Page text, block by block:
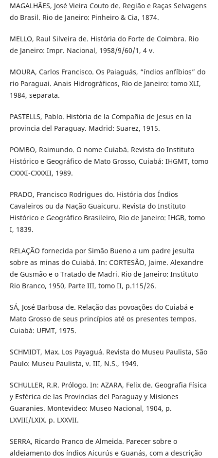
MAGALHÃES, José Vieira Couto de. Região e Raças Selvagens
do Brasil. Rio de Janeiro: Pinheiro & Cia, 1874.
MELLO, Raul Silveira de. História do Forte de Coimbra. Rio
de Janeiro: Impr. Nacional, 1958/9/60/1, 4 v.
MOURA, Carlos Francisco. Os Paiaguás, “índios anfíbios” do
rio Paraguai. Anais Hidrográficos, Rio de Janeiro: tomo XLI,
1984, separata.
PASTELLS, Pablo. História de la Compañia de Jesus en la
provincia del Paraguay. Madrid: Suarez, 1915.
POMBO, Raimundo. O nome Cuiabá. Revista do Instituto
Histórico e Geográfico de Mato Grosso, Cuiabá: IHGMT, tomo
CXXXI-CXXXII, 1989.
PRADO, Francisco Rodrigues do. História dos Índios
Cavaleiros ou da Nação Guaicuru. Revista do Instituto
Histórico e Geográfico Brasileiro, Rio de Janeiro: IHGB, tomo
I, 1839.
RELAÇÃO fornecida por Simão Bueno a um padre jesuíta
sobre as minas do Cuiabá. In: CORTESÃO, Jaime. Alexandre
de Gusmão e o Tratado de Madri. Rio de Janeiro: Instituto
Rio Branco, 1950, Parte III, tomo II, p.115/26.
SÁ, José Barbosa de. Relação das povoações do Cuiabá e
Mato Grosso de seus princípios até os presentes tempos.
Cuiabá: UFMT, 1975.
SCHMIDT, Max. Los Payaguá. Revista do Museu Paulista, São
Paulo: Museu Paulista, v. III, N.S., 1949.
SCHULLER, R.R. Prólogo. In: AZARA, Felix de. Geografia Física
y Esférica de las Provincias del Paraguay y Misiones
Guaranies. Montevideo: Museo Nacional, 1904, p.
LXVIII/LXIX. p. LXXVII.
SERRA, Ricardo Franco de Almeida. Parecer sobre o
aldeiamento dos índios Aicurús e Guanás, com a descrição